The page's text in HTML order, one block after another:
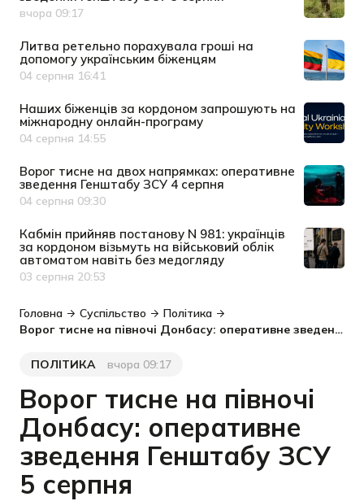
Дата публікації
вчора 09:17
Литва ретельно порахувала гроші на
допомогу українським біженцям
Дата публікації
04 серпня 16:41
Наших біженців за кордоном запрошують на
міжнародну онлайн-програму
Дата публікації
04 серпня 14:55
Ворог тисне на двох напрямках: оперативне
зведення Генштабу ЗСУ 4 серпня
Дата публікації
04 серпня 09:30
Кабмін прийняв постанову N 981: українців
за кордоном візьмуть на військовий облік
автоматом навіть без медогляду
Дата публікації
03 серпня 20:53
Головна Суспільство
Політика
Ворог тисне на півночі Донбасу: оперативне зведення Генштабу ЗСУ 5 серпня
Категорія
ПОЛІТИКА
Дата публікації
вчора 09:17
Ворог тисне на півночі
Донбасу: оперативне
зведення Генштабу ЗСУ
5 серпня